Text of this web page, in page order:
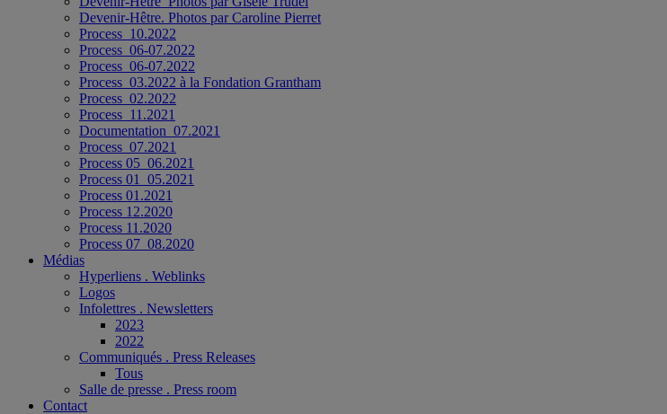
Devenir-Hêtre. Photos par Caroline Pierret
Process_10.2022
Process_06-07.2022
Process_06-07.2022
Process_03.2022 à la Fondation Grantham
Process_02.2022
Process_11.2021
Documentation_07.2021
Process_07.2021
Process 05_06.2021
Process 01_05.2021
Process 01.2021
Process 12.2020
Process 11.2020
Process 07_08.2020
Médias
Hyperliens . Weblinks
Logos
Infolettres . Newsletters
2023
2022
Communiqués . Press Releases
Tous
Salle de presse . Press room
Contact